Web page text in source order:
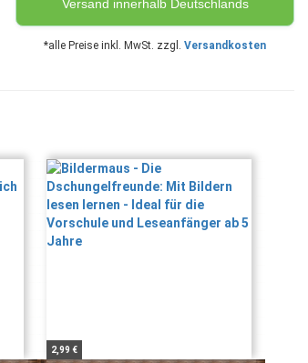
Versand innerhalb Deutschlands
*alle Preise inkl. MwSt. zzgl. Versandkosten
2,99 €